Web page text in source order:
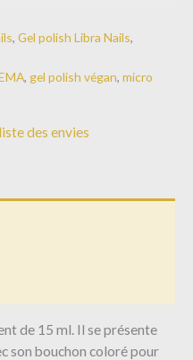
, Gel polish Libra Nails,
, gel polish végan, micro
des envies
de 15 ml. Il se présente
son bouchon coloré pour